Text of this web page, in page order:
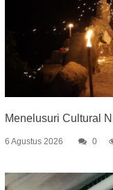
Menelusuri Cultural
6 Agustus 2026 0